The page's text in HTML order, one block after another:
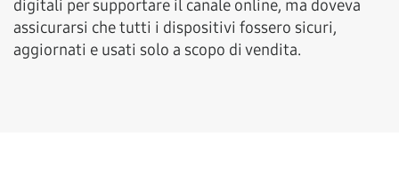
digitali per supportare il canale online, ma doveva
assicurarsi che tutti i dispositivi fossero sicuri,
aggiornati e usati solo a scopo di vendita.